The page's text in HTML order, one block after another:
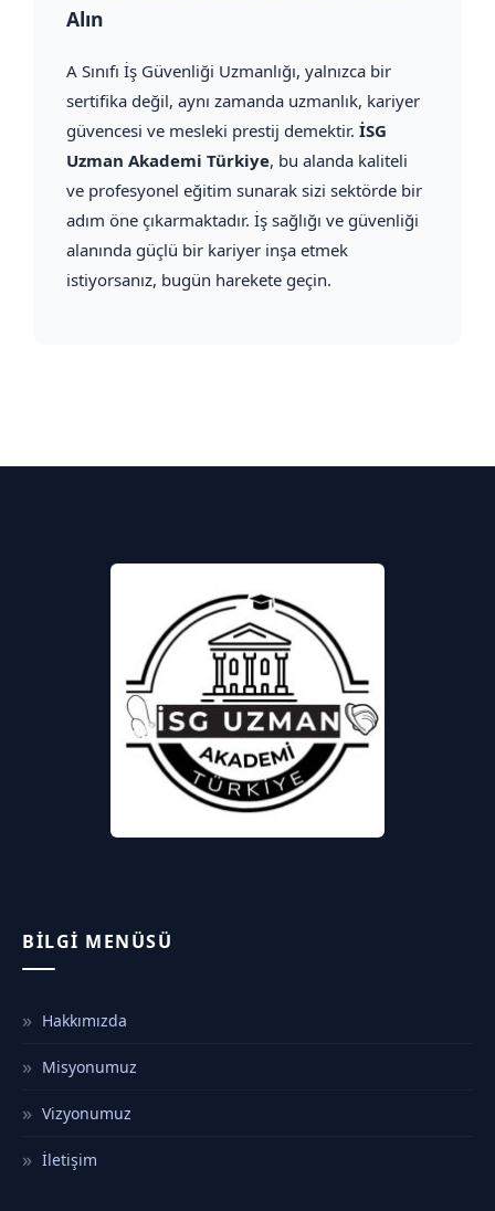
Alın
A Sınıfı İş Güvenliği Uzmanlığı, yalnızca bir
sertifika değil, aynı zamanda uzmanlık, kariyer
güvencesi ve mesleki prestij demektir. İSG
Uzman Akademi Türkiye, bu alanda kaliteli
ve profesyonel eğitim sunarak sizi sektörde bir
adım öne çıkarmaktadır. İş sağlığı ve güvenliği
alanında güçlü bir kariyer inşa etmek
istiyorsanız, bugün harekete geçin.
BILGI MENÜSÜ
Hakkımızda
Misyonumuz
Vizyonumuz
İletişim